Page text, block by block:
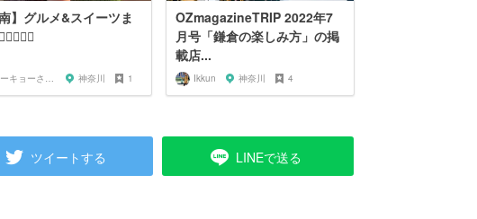
南】グルメ&スイーツま
トーキョーさんぽ 神奈川 1
OZmagazineTRIP 2022年7
月号「鎌倉の楽しみ方」の掲
載店...
Ikkun 神奈川 4
ツイートする LINEで送る